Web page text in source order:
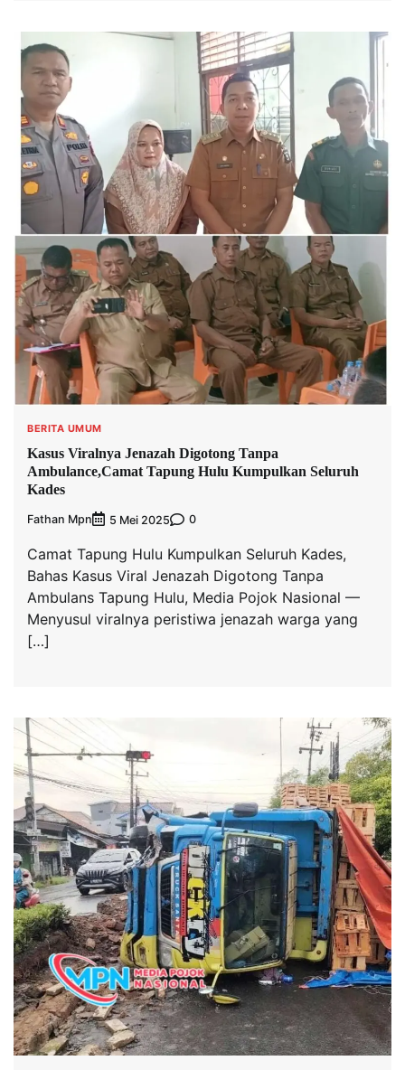
BERITA UMUM
Kasus Viralnya Jenazah Digotong Tanpa
Ambulance,Camat Tapung Hulu Kumpulkan Seluruh
Kades
Fathan Mpn 5 Mei 2025 0
Camat Tapung Hulu Kumpulkan Seluruh Kades,
Bahas Kasus Viral Jenazah Digotong Tanpa
Ambulans Tapung Hulu, Media Pojok Nasional —
Menyusul viralnya peristiwa jenazah warga yang
[…]